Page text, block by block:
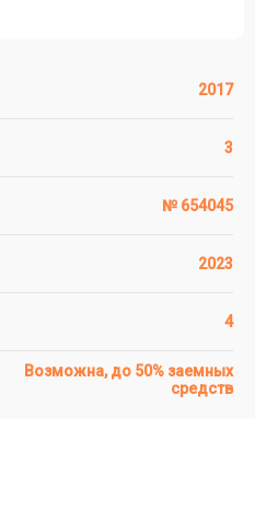
2017
3
№ 654045
2023
4
Возможна, до 50% заемных
средств